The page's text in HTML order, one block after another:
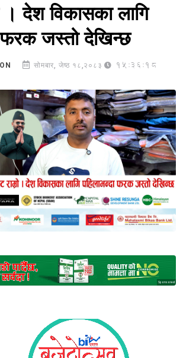
। देश विकासका लागि
फरक जस्तो देखिन्छ
सोमबार, जेष्ठ १८,२०८३ 15:36:18
Sponsored